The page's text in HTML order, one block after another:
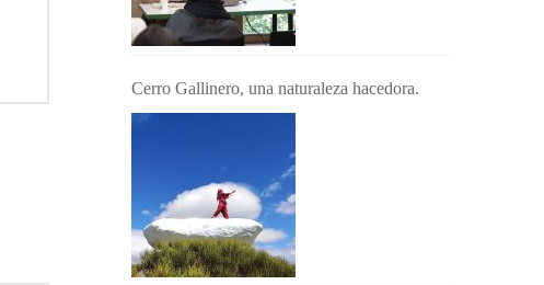
Cerro Gallinero, una naturaleza hacedora.